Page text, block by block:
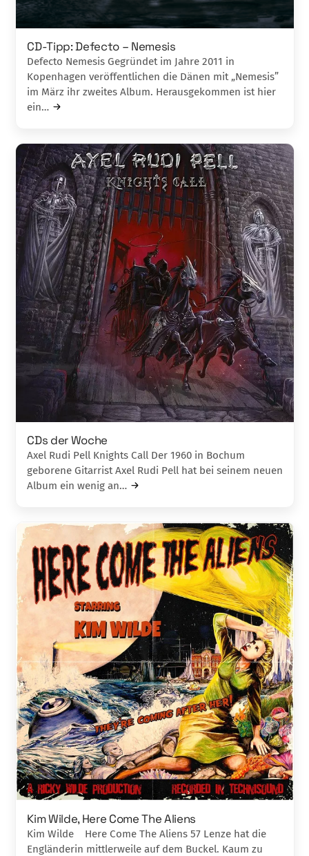
CD-Tipp: Defecto – Nemesis
Defecto Nemesis Gegründet im Jahre 2011 in
Kopenhagen ver­öffentlichen die Dänen mit „Nemesis”
im März ihr zweites Album. Herausgekommen ist hier
ein…
CDs der Woche
Axel Rudi Pell Knights Call Der 1960 in Bochum
geborene Gitarrist Axel Rudi Pell hat bei seinem neuen
Album ein wenig an…
Kim Wilde, Here Come The Aliens
Kim Wilde Here Come The Aliens 57 Lenze hat die
Engländerin mittlerweile auf dem Buckel. Kaum zu